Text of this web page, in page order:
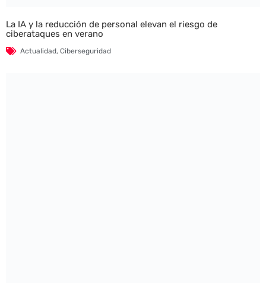
La IA y la reducción de personal elevan el riesgo de
ciberataques en verano
Actualidad, Ciberseguridad